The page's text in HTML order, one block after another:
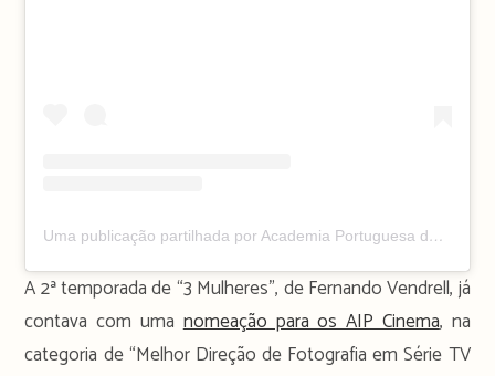
Uma publicação partilhada por Academia Portuguesa de Cinema (@academiaportuguesadecinema)
A 2ª temporada de “3 Mulheres”, de Fernando Vendrell, já
contava com umanomeação para os AIP Cinema, na
categoria de “Melhor Direção de Fotografia em Série TV